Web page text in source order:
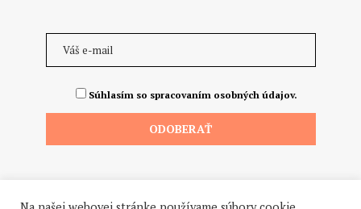
Súhlasím so spracovaním osobných údajov.